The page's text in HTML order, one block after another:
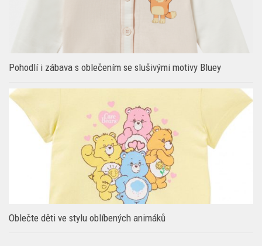
Pohodlí i zábava s oblečením se slušivými motivy Bluey
Oblečte děti ve stylu oblíbených animáků